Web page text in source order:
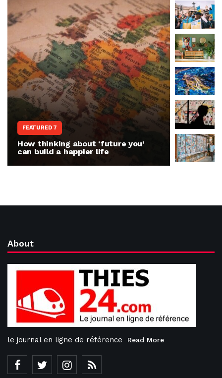
FEATURED 7
How thinking about ‘future you’
can build a happier life
WORLD
The
people
invasion
About
le journal en ligne de référence Read More